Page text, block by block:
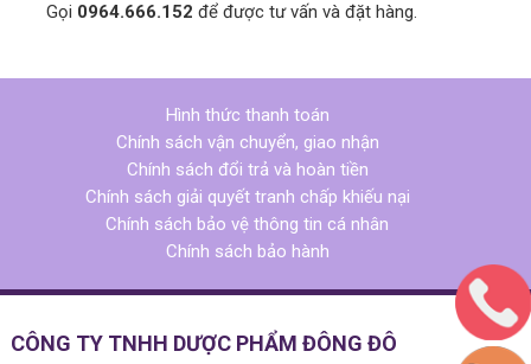
Gọi 0964.666.152 để được tư vấn và đặt hàng.
Hình thức thanh toán
Chính sách vận chuyển, giao nhận
Chính sách đổi trả và hoàn tiền
Chính sách giải quyết tranh chấp khiếu nại
Chính sách bảo vệ thông tin cá nhân
Chính sách bảo hành
CÔNG TY TNHH DƯỢC PHẨM ĐÔNG ĐÔ